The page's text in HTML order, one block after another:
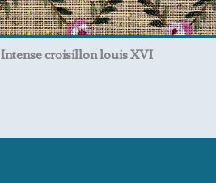
Intense croisillon louis XVI